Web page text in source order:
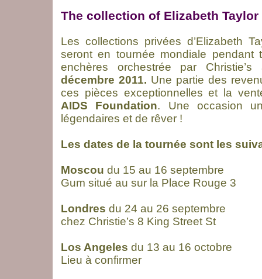
The collection of Elizabeth
Les collections privées d’Elizabeth
seront en tournée mondiale
enchères orchestrée par
décembre 2011. Une partie des
ces pièces exceptionnelles et la
AIDS Foundation. Une occasion
légendaires et de rêver !
Les dates de la tournée sont les
Moscou du 15 au 16 septembre
Gum situé au sur la Place Rouge 3
Londres du 24 au 26 septembre
chez Christie’s 8 King Street St
Los Angeles du 13 au 16 octobre
Lieu à confirmer